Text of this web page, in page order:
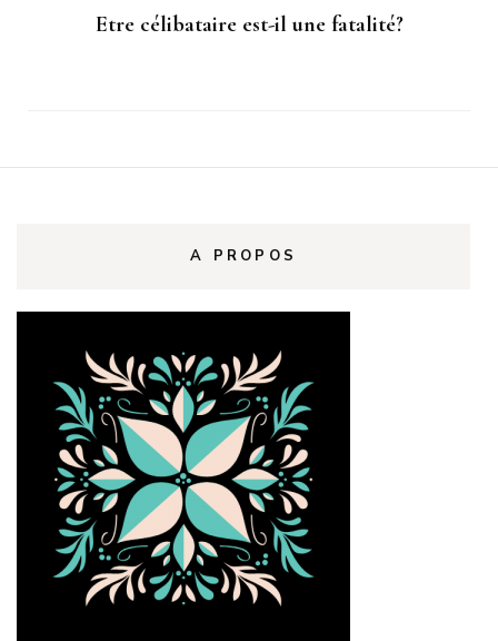
Etre célibataire est-il une fatalité?
A PROPOS